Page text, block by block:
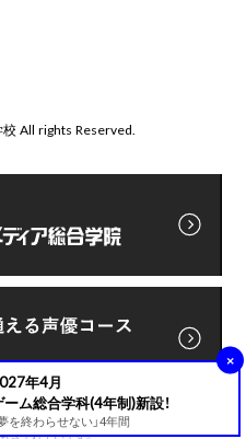
年4月
ーム総合学科(4年制)新設！
夢を終わらせない」4年間
×
All rights Reserved.
含まれています。